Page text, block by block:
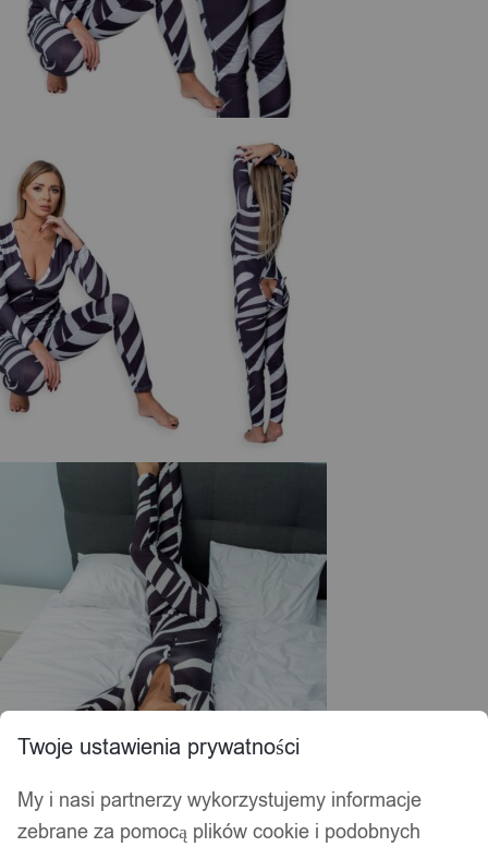
Twoje ustawienia prywatności
My i nasi partnerzy wykorzystujemy informacje
zebrane za pomocą plików cookie i podobnych